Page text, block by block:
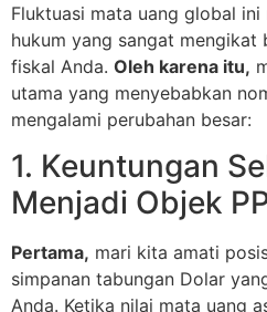
Fluktuasi mata uang global
hukum yang sangat mengikat
fiskal Anda. Oleh karena itu,
utama yang menyebabkan
mengalami perubahan besar:
1. Keuntungan
Menjadi Objek
Pertama, mari kita amati
simpanan tabungan Dolar
Anda. Ketika nilai mata uang